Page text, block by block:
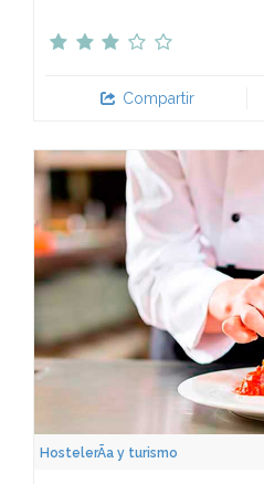
Compartir
HostelerÃ­a y turismo